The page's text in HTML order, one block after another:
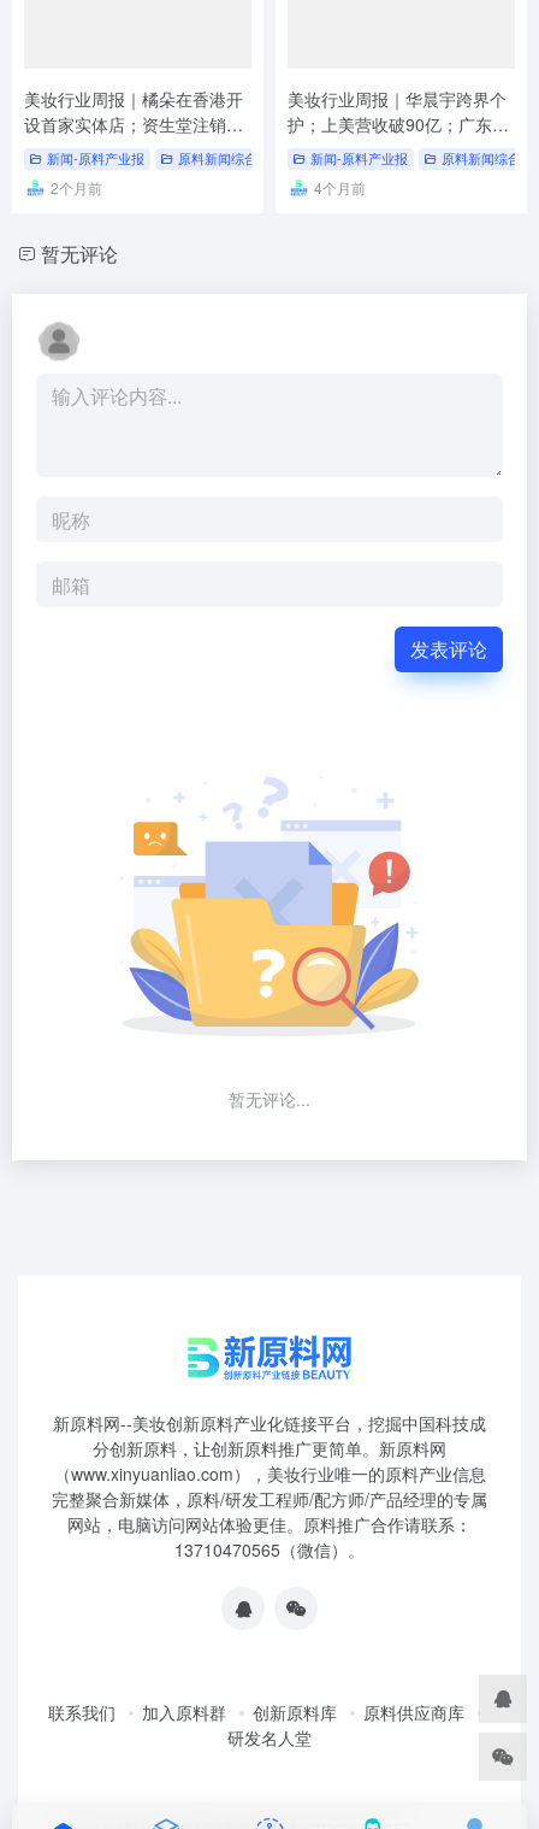
美妆行业周报｜橘朵在香港开
设首家实体店；资生堂注销广
东子公司；可丽金首发国内最
长序列胶原针
新闻-原料产业报 原料新闻综合 # 美妆行业周报 # 可丽金胶原针 # 橘朵香
2个月前
美妆行业周报｜华晨宇跨界个
护；上美营收破90亿；广东启
动质量提升三年行动
新闻-原料产业报 原料新闻综合
4个月前
暂无评论
发表评论
暂无评论...
新原料网--美妆创新原料产业化链接平台，挖掘中国科技成
分创新原料，让创新原料推广更简单。新原料网
（www.xinyuanliao.com），美妆行业唯一的原料产业信息
完整聚合新媒体，原料/研发工程师/配方师/产品经理的专属
网站，电脑访问网站体验更佳。原料推广合作请联系：
13710470565（微信）。
联系我们 加入原料群 创新原料库
原料供应商库
研发名人堂